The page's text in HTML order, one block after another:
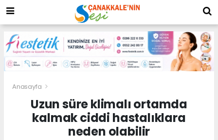
Anasayfa
Uzun süre klimalı ortamda
kalmak ciddi hastalıklara
neden olabilir